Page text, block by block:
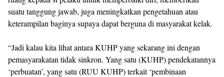
suatu tanggung jawab, juga meningkatkan pengetahuan atau
keterampilan baginya supaya dapat berguna di masyarakat kelak.
“Jadi kalau kita lihat antara KUHP yang sekarang ini dengan
pemasyarakatan tidak sinkron. Yang satu (KUHP) pendekatannya
‘perbuatan’, yang satu (RUU KUHP) terkait ‘pembinaan